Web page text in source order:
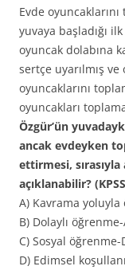
Evde
yuvaya başladığı
oyuncak dolabına
sertçe uyarılmış
oyuncaklarını
oyuncakları
Özgür’ün
ancak evdeyken
ettirmesi,
açıklanabilir?
A) Kavrama yoluyla
B) Dolaylı
C) Sosyal
D) Edimsel